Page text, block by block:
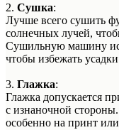
2. Сушка:
Лучше всего сушить
солнечных лучей,
Сушильную машину
чтобы избежать
3. Глажка:
Глажка допускается
с изнаночной
особенно на принт